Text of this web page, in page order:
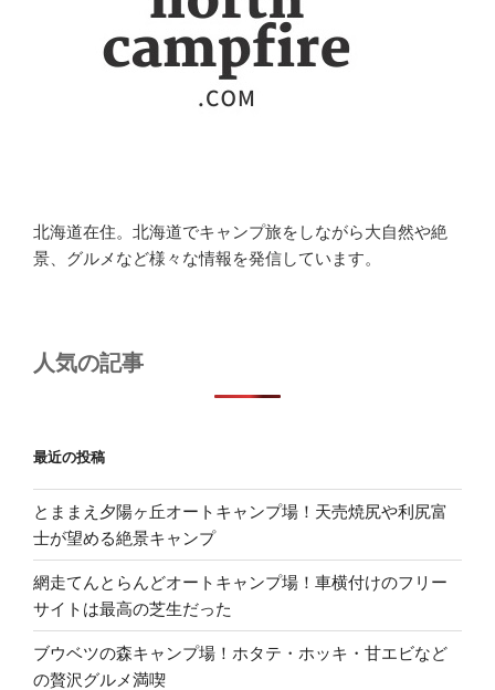
北海道在住。北海道でキャンプ旅をしながら大自然や絶
景、グルメなど様々な情報を発信しています。
人気の記事
最近の投稿
とままえ夕陽ヶ丘オートキャンプ場！天売焼尻や利尻富
士が望める絶景キャンプ
網走てんとらんどオートキャンプ場！車横付けのフリー
サイトは最高の芝生だった
ブウベツの森キャンプ場！ホタテ・ホッキ・甘エビなど
の贅沢グルメ満喫